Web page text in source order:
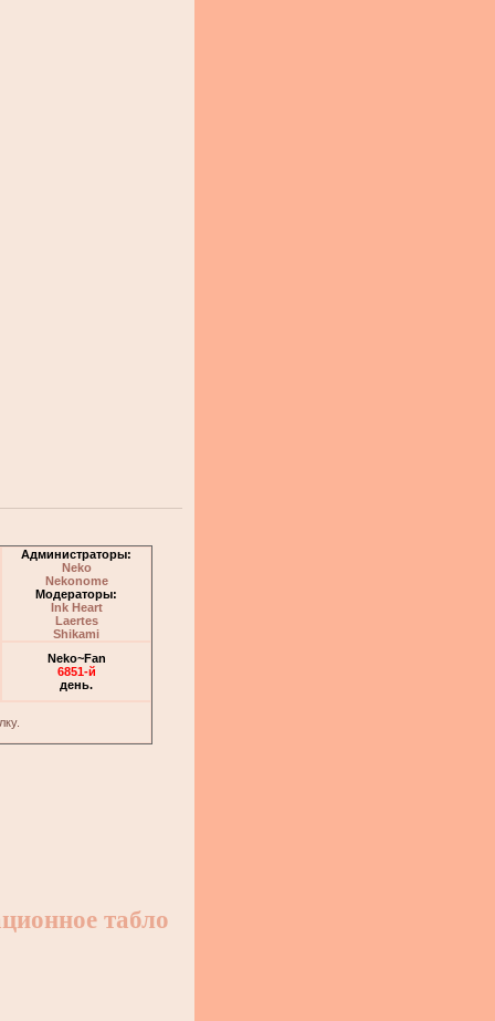
Администраторы:
Neko
Nekonome
Модераторы:
Ink Heart
Laertes
Shikami
Neko~Fan
6851-й
день.
табло